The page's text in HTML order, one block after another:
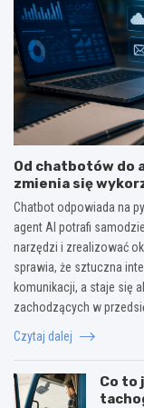
Od chatbotów do
zmienia się
biznesie?
Chatbot odpowiada na
agent AI potrafi
narzędzi i zrealizować
sprawia, że sztuczna
komunikacji, a staje się
zachodzących w
Czytaj dalej
Co to